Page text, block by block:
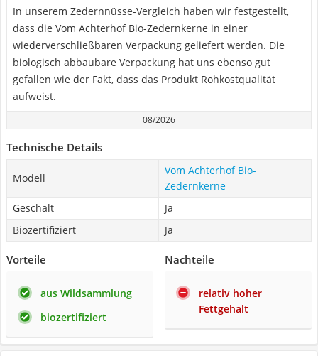
In unserem Zedernnüsse-Vergleich haben wir festgestellt,
dass die Vom Achterhof Bio-Zedernkerne in einer
wiederverschließbaren Verpackung geliefert werden. Die
biologisch abbaubare Verpackung hat uns ebenso gut
gefallen wie der Fakt, dass das Produkt Rohkostqualität
aufweist.
08/2026
Technische Details
Modell
Vom Achterhof Bio-
Zedernkerne
Geschält
Ja
Biozertifiziert
Ja
Vorteile
aus Wildsammlung
biozertifiziert
Nachteile
relativ hoher
Fettgehalt